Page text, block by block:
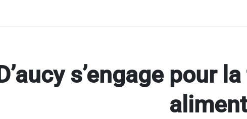
D’aucy s’engage pour